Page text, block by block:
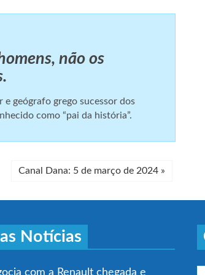
não os
geógrafo grego sucessor dos
como “pai da história”.
Canal Dana: 5 de março de 2024 »
Notícias
com a Renault chegada e